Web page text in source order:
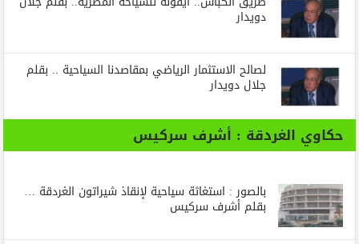
دويدار
لصالح الاستثمار الرياضي بمقاصدنا السياحية .. بقلم
جلال دويدار
حكاوي الغردقة : أشرف سركيس
بالصور : استغاثة سياحية لإنقاذ شيراتون الغردقة …
بقلم أشرف سركيس